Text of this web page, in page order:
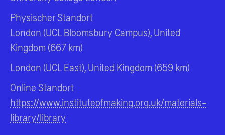
Physischer Standort
London (UCL Bloomsbury Campus), United
Kingdom (667 km)
London (UCL East), United Kingdom (659 km)
Online Standort
https://www.instituteofmaking.org.uk/materials-
library/library